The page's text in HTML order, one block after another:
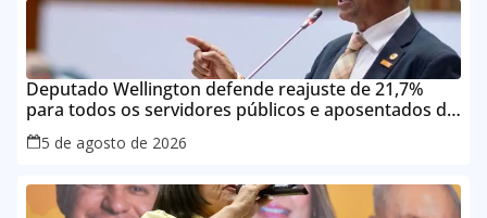
Deputado Wellington defende reajuste de 21,7%
para todos os servidores públicos e aposentados do
Maranhão
5 de agosto de 2026